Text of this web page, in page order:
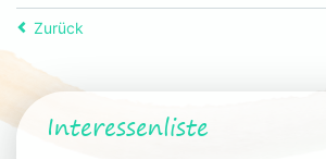
Zurück
Interessenliste